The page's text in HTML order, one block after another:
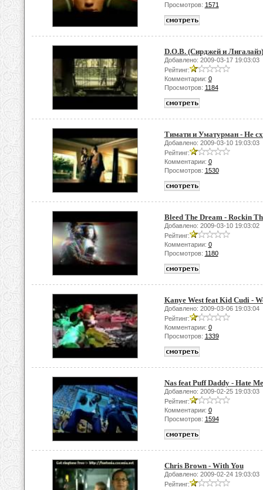
Просмотров: 1571
D.O.B. (Сирджей и
Добавлено: 2009-03-17 19:03:03
Рейтинг:
Комментарии: 0
Просмотров: 1184
Тимати и Уматурман - Не
Добавлено: 2009-03-10 19:03:03
Рейтинг:
Комментарии: 0
Просмотров: 1530
Bleed The Dream - Rockin
Добавлено: 2009-03-10 19:03:02
Рейтинг:
Комментарии: 0
Просмотров: 1180
Kanye West feat Kid Cudi -
Добавлено: 2009-03-06 19:03:04
Рейтинг:
Комментарии: 0
Просмотров: 1339
Nas feat Puff Daddy - Hate
Добавлено: 2009-02-25 19:03:03
Рейтинг:
Комментарии: 0
Просмотров: 1594
Chris Brown - With You
Добавлено: 2009-02-24 19:03:03
Рейтинг: